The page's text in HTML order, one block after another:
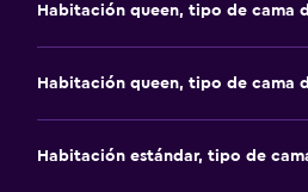
Habitación queen, tipo de cama
Habitación queen, tipo de cama
Habitación estándar, tipo de